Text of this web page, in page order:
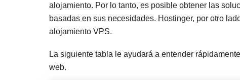
alojamiento. Por lo tanto, es posible obtener las
basadas en sus necesidades. Hostinger, por otro
alojamiento VPS.
La siguiente tabla le ayudará a entender
web.